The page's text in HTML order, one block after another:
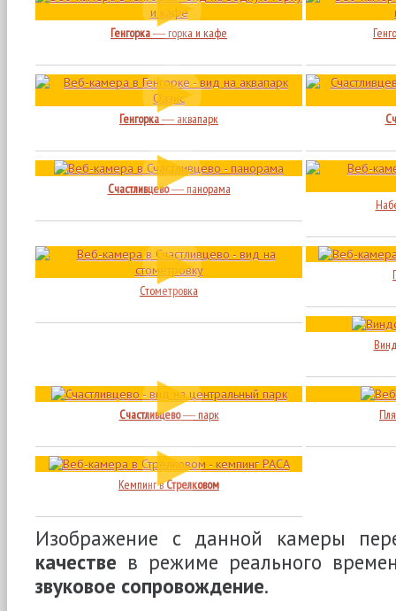
Генгорка― горка и кафе
Генгорка― аквапарк
Счастливцево― панорама
Стометровка
Счастливцево― парк
Кемпинг вСтрелковом
Изображение с данной камеры
качестве в режиме реального
звуковое сопровождение.